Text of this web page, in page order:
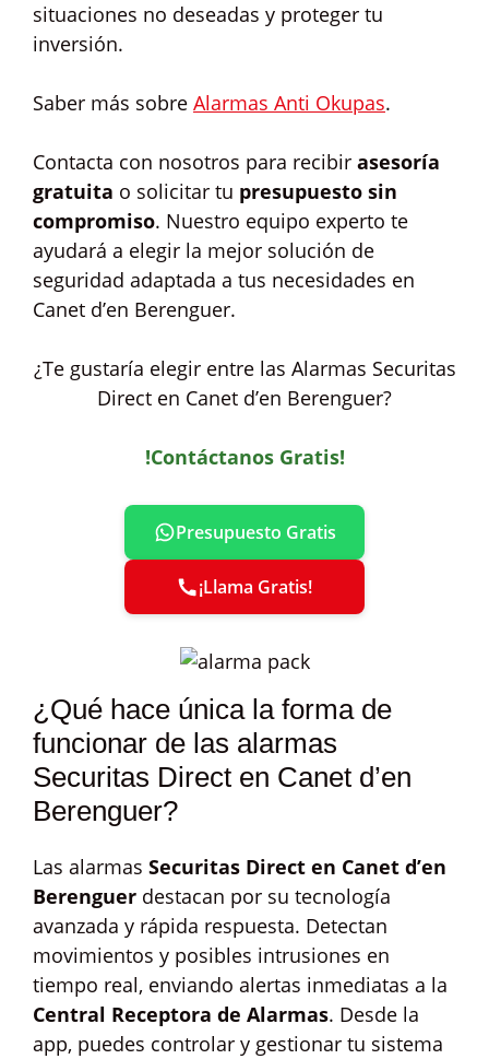
situaciones no deseadas y proteger tu
inversión.
Saber más sobre Alarmas Anti Okupas.
Contacta con nosotros para recibir asesoría
gratuita o solicitar tu presupuesto sin
compromiso. Nuestro equipo experto te
ayudará a elegir la mejor solución de
seguridad adaptada a tus necesidades en
Canet d’en Berenguer.
¿Te gustaría elegir entre las Alarmas Securitas
Direct en Canet d’en Berenguer?
!Contáctanos Gratis!
Presupuesto Gratis
¡Llama Gratis!
¿Qué hace única la forma de
funcionar de las alarmas
Securitas Direct en Canet d’en
Berenguer?
Las alarmas Securitas Direct en Canet d’en
Berenguer destacan por su tecnología
avanzada y rápida respuesta. Detectan
movimientos y posibles intrusiones en
tiempo real, enviando alertas inmediatas a la
Central Receptora de Alarmas. Desde la
app, puedes controlar y gestionar tu sistema